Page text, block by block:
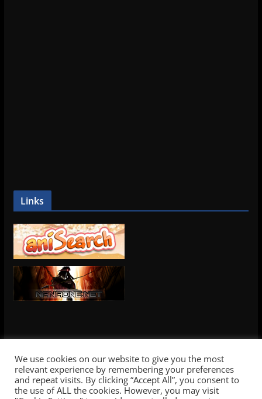
Links
Copyright © 2026Yamayurikai Subs. Alle Rechte
We use cookies on our website to give you the most
relevant experience by remembering your preferences
and repeat visits. By clicking “Accept All”, you consent to
the use of ALL the cookies. However, you may visit